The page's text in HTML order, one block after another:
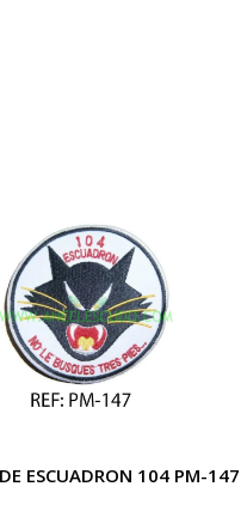
ESCUADRON 104 PM-147